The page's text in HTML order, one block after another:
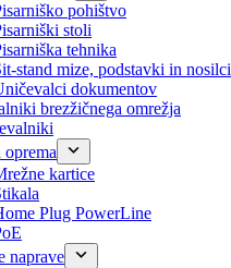
pohištvo
stoli
tehnika
stand mize, podstavki in nosilci
dokumentov
brezžičnega omrežja
kartice
Plug PowerLine
naprave